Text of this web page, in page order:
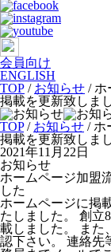
会員向け
ENGLISH
TOP / お知らせ / ホ
掲載を更新致しま
TOP/ お知らせ / ホ
掲載を更新致しま
2021年11月22日
お知らせ
ホームページ加盟
した
ホームページに掲
たしました。 創立
載しました。 また
認下さい。 連絡先